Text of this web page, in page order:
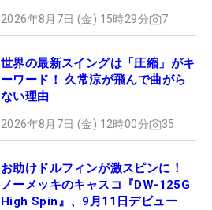
2026年8月7日 (金) 15時29分 7
世界の最新スイングは「圧縮」がキ
ーワード！ 久常涼が飛んで曲がら
ない理由
2026年8月7日 (金) 12時00分 35
お助けドルフィンが激スピンに！
ノーメッキのキャスコ『DW-125G
High Spin』、9月11日デビュー